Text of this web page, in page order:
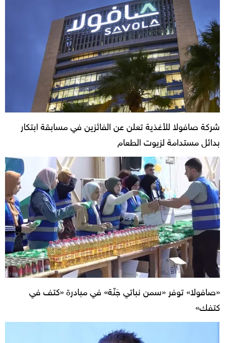
شركة صافولا للأغذية تعلن عن الفائزين في مسابقة ابتكار
بدائل مستدامة لزيوت الطعام
«صافولا» توفر «سمن نباتي جَنّة» في مبادرة «كتف في
كتفك»